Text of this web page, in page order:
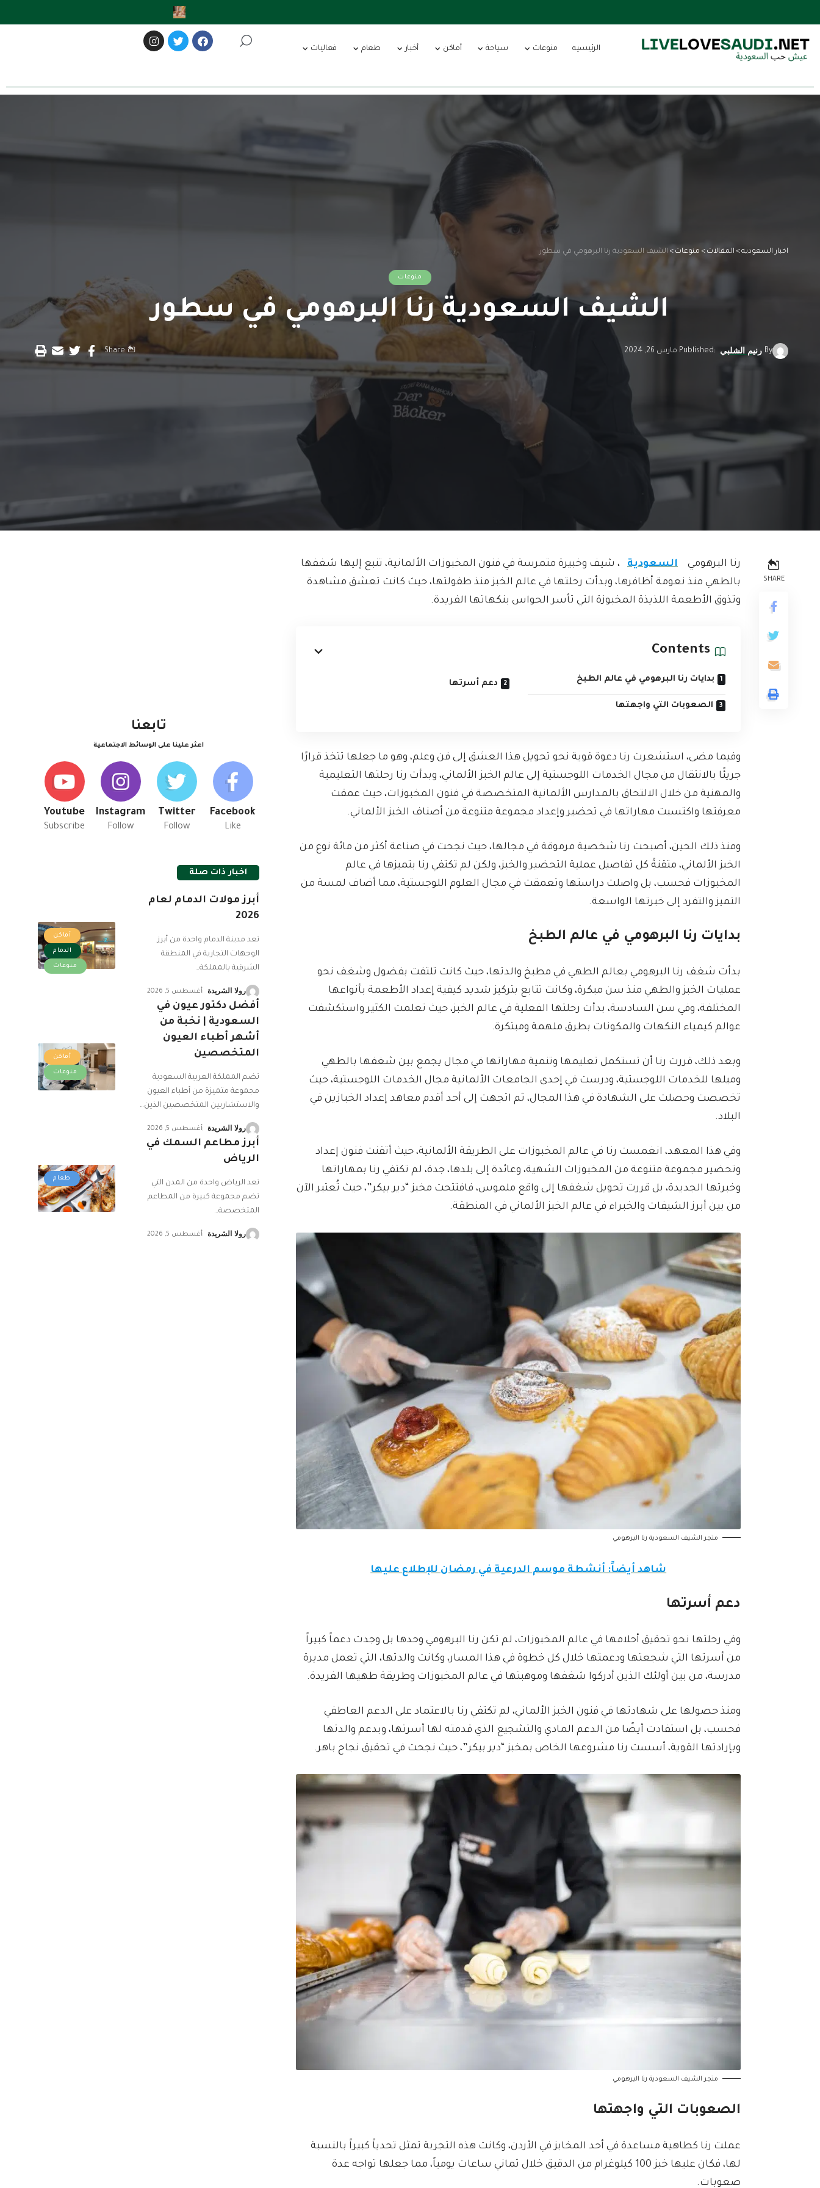
الرئيسيه منوعات سياحة أماكن أخبار طعام فعاليات
اخبار السعوديه> المقالات > منوعات > الشيف السعودية رنا البرهومي في سطور
منوعات
الشيف السعودية رنا البرهومي في سطور
By رنيم الشلبي Published مارس 26, 2024 Share
SHARE
رنا البرهومي السعودية
، شيف وخبيرة متمرسة في فنون المخبوزات الألمانية، تنبع إليها شغفها
بالطهي منذ نعومة أظافرها، وبدأت رحلتها في عالم الخبز منذ طفولتها، حيث كانت تعشق مشاهدة
وتذوق الأطعمة اللذيذة المخبوزة التي تأسر الحواس بنكهاتها الفريدة.
Contents
بدايات رنا البرهومي في عالم الطبخ دعم أسرتها
الصعوبات التي واجهتها
وفيما مضى، استشعرت رنا دعوة قوية نحو تحويل هذا العشق إلى فن وعلم، وهو ما جعلها تتخذ قرارًا
جريئًا بالانتقال من مجال الخدمات اللوجستية إلى عالم الخبز الألماني، وبدأت رنا رحلتها التعليمية
والمهنية من خلال الالتحاق بالمدارس الألمانية المتخصصة في فنون المخبوزات، حيث عمقت
معرفتها واكتسبت مهاراتها في تحضير وإعداد مجموعة متنوعة من أصناف الخبز الألماني.
ومنذ ذلك الحين، أصبحت رنا شخصية مرموقة في مجالها، حيث نجحت في صناعة أكثر من مائة نوع من
الخبز الألماني، متقنةً كل تفاصيل عملية التحضير والخبز، ولكن لم تكتفي رنا بتميزها في عالم
المخبوزات فحسب، بل واصلت دراستها وتعمقت في مجال العلوم اللوجستية، مما أضاف لمسة من
التميز والتفرد إلى خبرتها الواسعة.
بدايات رنا البرهومي في عالم الطبخ
بدأت شغف رنا البرهومي بعالم الطهي في مطبخ والدتها، حيث كانت تلتفت بفضول وشغف نحو
عمليات الخبز والطهي منذ سن مبكرة، وكانت تتابع بتركيز شديد كيفية إعداد الأطعمة بأنواعها
المختلفة، وفي سن السادسة، بدأت رحلتها الفعلية في عالم الخبز، حيث تعلمت الكثير واستكشفت
عوالم كيمياء النكهات والمكونات بطرق ملهمة ومبتكرة.
وبعد ذلك، قررت رنا أن تستكمل تعليمها وتنمية مهاراتها في مجال يجمع بين شغفها بالطهي
وميلها للخدمات اللوجستية، ودرست في إحدى الجامعات الألمانية مجال الخدمات اللوجستية، حيث
تخصصت وحصلت على الشهادة في هذا المجال، ثم اتجهت إلى أحد أقدم معاهد إعداد الخبازين في
البلاد.
وفي هذا المعهد، انغمست رنا في عالم المخبوزات على الطريقة الألمانية، حيث أتقنت فنون إعداد
وتحضير مجموعة متنوعة من المخبوزات الشهية، وعائدة إلى بلدها، جدة، لم تكتفي رنا بمهاراتها
وخبرتها الجديدة، بل قررت تحويل شغفها إلى واقع ملموس، فافتتحت مخبز “دير بيكر”، حيث تُعتبر الآن
من بين أبرز الشيفات والخبراء في عالم الخبز الألماني في المنطقة.
متجر الشيف السعودية رنا البرهومي
شاهد أيضاً: أنشطة موسم الدرعية في رمضان للإطلاع عليها
دعم أسرتها
وفي رحلتها نحو تحقيق أحلامها في عالم المخبوزات، لم تكن رنا البرهومي وحدها بل وجدت دعماً كبيراً
من أسرتها التي شجعتها ودعمتها خلال كل خطوة في هذا المسار، وكانت والدتها، التي تعمل مديرة
مدرسة، من بين أولئك الذين أدركوا شغفها وموهبتها في عالم المخبوزات وطريقة طهيها الفريدة.
ومنذ حصولها على شهادتها في فنون الخبز الألماني، لم تكتفي رنا بالاعتماد على الدعم العاطفي
فحسب، بل استفادت أيضًا من الدعم المادي والتشجيع الذي قدمته لها أسرتها، وبدعم والدتها
وبإرادتها القوية، أسست رنا مشروعها الخاص بمخبز “دير بيكر”، حيث نجحت في تحقيق نجاح باهر.
متجر الشيف السعودية رنا البرهومي
الصعوبات التي واجهتها
عملت رنا كطاهية مساعدة في أحد المخابز في الأردن، وكانت هذه التجربة تمثل تحدياً كبيراً بالنسبة
لها، فكان عليها خبز 100 كيلوغرام من الدقيق خلال ثماني ساعات يومياً، مما جعلها تواجه عدة
صعوبات.
تابعنا
اعثر علينا على الوسائط الاجتماعية
Facebook
Like
Twitter
Follow
Instagram
Follow
Youtube
Subscribe
اخبار ذات صلة
أماكن
الدمام
منوعات
أبرز مولات الدمام لعام
2026
تعد مدينة الدمام واحدة من أبرز
الوجهات التجارية في المنطقة
الشرقية بالمملكة…
رولا الشريدة أغسطس 5, 2026
أماكن
منوعات
أفضل دكتور عيون في
السعودية | نخبة من
أشهر أطباء العيون
المتخصصين
تضم المملكة العربية السعودية
مجموعة متميزة من أطباء العيون
والاستشاريين المتخصصين الذين…
رولا الشريدة أغسطس 5, 2026
طعام
أبرز مطاعم السمك في
الرياض
تعد الرياض واحدة من المدن التي
تضم مجموعة كبيرة من المطاعم
المتخصصة…
رولا الشريدة أغسطس 5, 2026